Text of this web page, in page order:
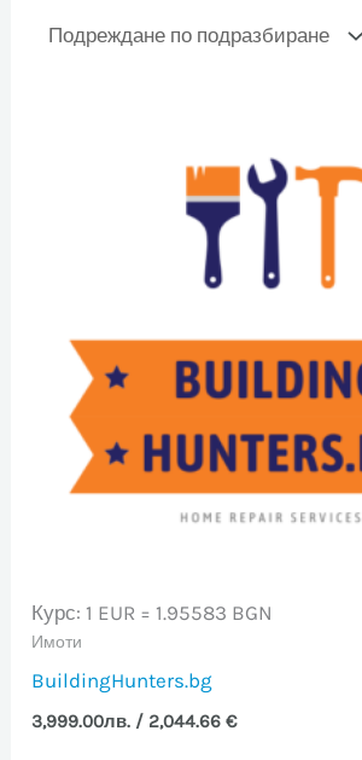
Курс: 1 EUR = 1.95583 BGN
Имоти
BuildingHunters.bg
3,999.00лв. / 2,044.66 €